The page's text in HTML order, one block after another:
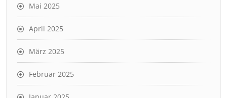
Mai 2025
April 2025
März 2025
Februar 2025